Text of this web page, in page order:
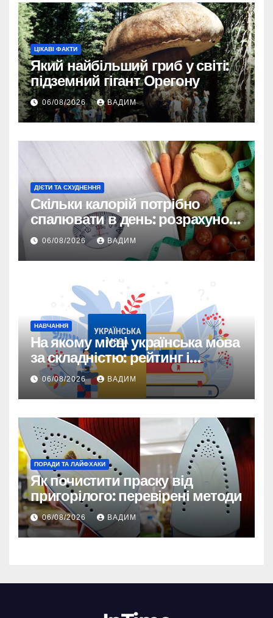
ЦІКАВІ ФАКТИ
Який найбільший гриб у світі:
підземний гігант Орегону
06/08/2026 ВАДИМ
ДІЄТИ ТА СХУДНЕННЯ
Скільки калорій потрібно
спалювати в день: розрахунок
TDEE і безпечні норми
06/08/2026 ВАДИМ
НАВЧАННЯ
На якому місці українська мова
за складністю: рейтинг і
реальність
06/08/2026 ВАДИМ
ПОРАДИ ТА ЛАЙФХАКИ
Як почистити праску від
пригорілого: перевірені методи
06/08/2026 ВАДИМ